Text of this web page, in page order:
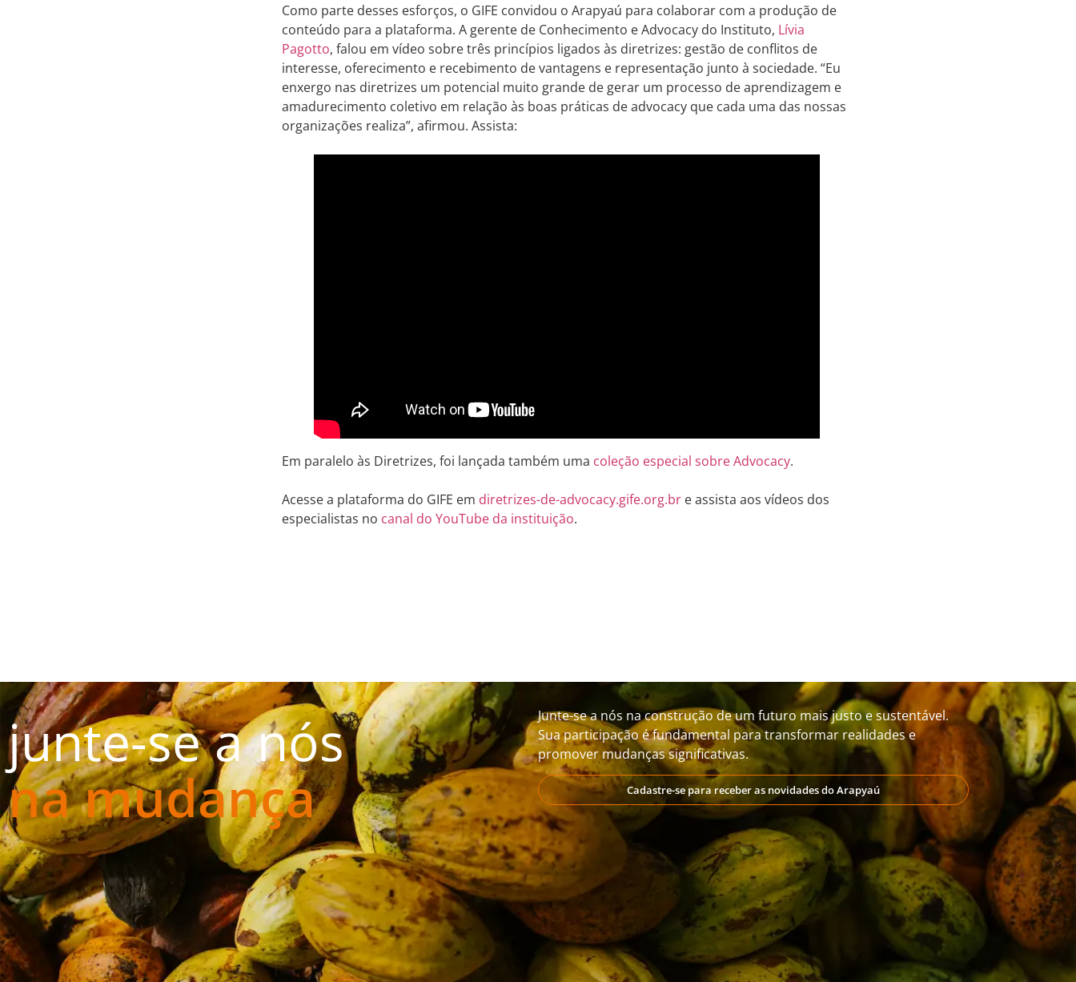
Como parte desses esforços, o GIFE convidou o Arapyaú para colaborar com a produção de
conteúdo para a plataforma. A gerente de Conhecimento e Advocacy do Instituto, Lívia
Pagotto, falou em vídeo sobre três princípios ligados às diretrizes: gestão de conflitos de
interesse, oferecimento e recebimento de vantagens e representação junto à sociedade. “Eu
enxergo nas diretrizes um potencial muito grande de gerar um processo de aprendizagem e
amadurecimento coletivo em relação às boas práticas de advocacy que cada uma das nossas
organizações realiza”, afirmou. Assista:
Em paralelo às Diretrizes, foi lançada também uma coleção especial sobre Advocacy.
Acesse a plataforma do GIFE em diretrizes-de-advocacy.gife.org.br e assista aos vídeos dos
especialistas no canal do YouTube da instituição.
junte-se a nós
na mudança
Junte-se a nós na construção de um futuro mais justo e sustentável.
Sua participação é fundamental para transformar realidades e
promover mudanças significativas.
Cadastre-se para receber as novidades do Arapyaú